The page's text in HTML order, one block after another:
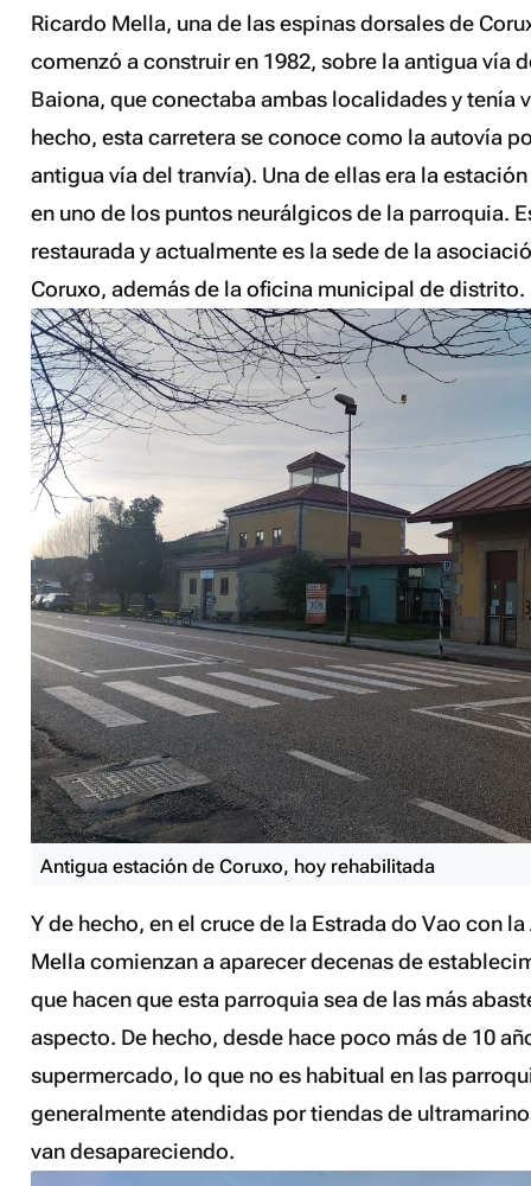
Ricardo Mella, una de las espinas dorsales de
comenzó a construir en 1982, sobre la antigua vía
Baiona, que conectaba ambas localidades y tenía
hecho, esta carretera se conoce como la autovía
antigua vía del tranvía). Una de ellas era la
en uno de los puntos neurálgicos de la parroquia.
restaurada y actualmente es la sede de la
Coruxo, además de la oficina municipal de distrito.
Antigua estación de Coruxo, hoy rehabilitada
Y de hecho, en el cruce de la Estrada do Vao con
Mella comienzan a aparecer decenas de
que hacen que esta parroquia sea de las más
aspecto. De hecho, desde hace poco más de 10
supermercado, lo que no es habitual en las
generalmente atendidas por tiendas de
van desapareciendo.